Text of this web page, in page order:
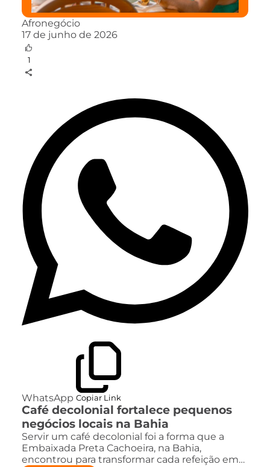
Afronegócio
17 de junho de 2026
1
WhatsApp Copiar Link
Café decolonial fortalece pequenos
negócios locais na Bahia
Servir um café decolonial foi a forma que a
Embaixada Preta Cachoeira, na Bahia,
encontrou para transformar cada refeição em…